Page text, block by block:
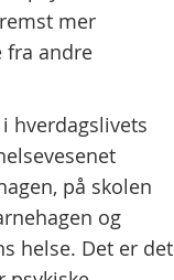
mer
fra andre
hverdagslivets
på skolen
og
helse. Det er det